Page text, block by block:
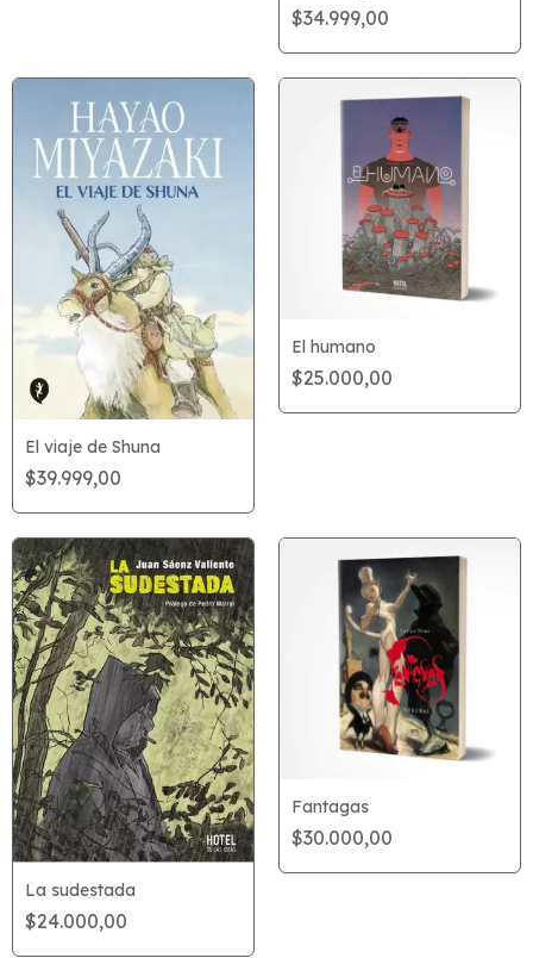
$34.999,00
El viaje de Shuna
$39.999,00
El humano
$25.000,00
La sudestada
$24.000,00
Fantagas
$30.000,00